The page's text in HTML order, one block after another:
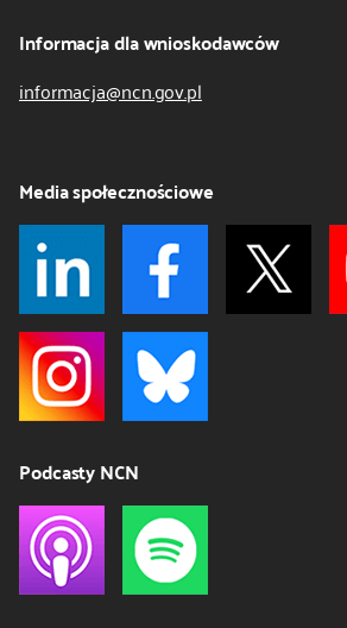
Informacja dla wnioskodawców
informacja@ncn.gov.pl
Media społecznościowe
Podcasty NCN